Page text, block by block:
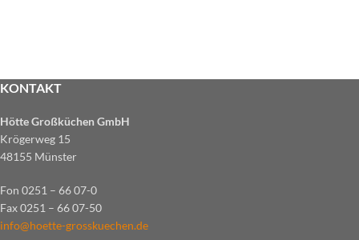
KONTAKT
Hötte Großküchen GmbH
Krögerweg 15
48155 Münster
Fon 0251 – 66 07-0
Fax 0251 – 66 07-50
info@hoette-grosskuechen.de